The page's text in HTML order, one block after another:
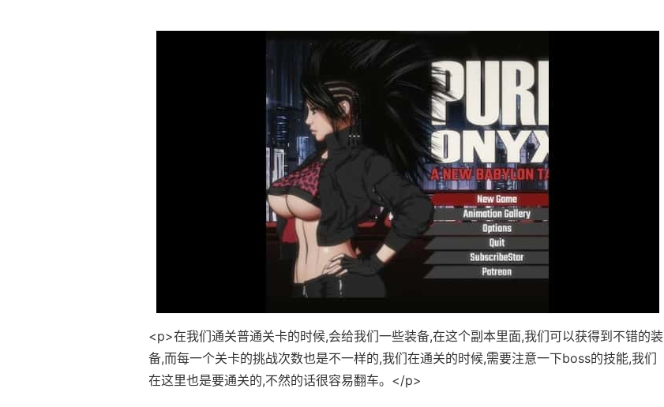
<p>在我们通关普通关卡的时候,会给我们一些装备,在这个副本里面,我们可以获得到不错的装
备,而每一个关卡的挑战次数也是不一样的,我们在通关的时候,需要注意一下boss的技能,我们
在这里也是要通关的,不然的话很容易翻车。</p>